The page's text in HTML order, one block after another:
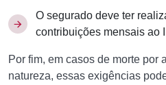
O segurado deve ter
contribuições mensais ao
Por fim, em casos de morte por
natureza, essas exigências